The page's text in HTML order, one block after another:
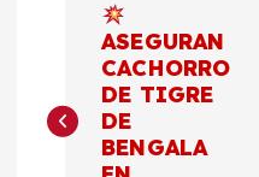
v
ASEGURAN
CACHORRO
DE TIGRE
DE
BENGALA